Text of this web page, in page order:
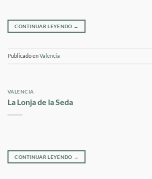
CONTINUAR LEYENDO →
Publicado enValencia
VALENCIA
La Lonja de la Seda
CONTINUAR LEYENDO →